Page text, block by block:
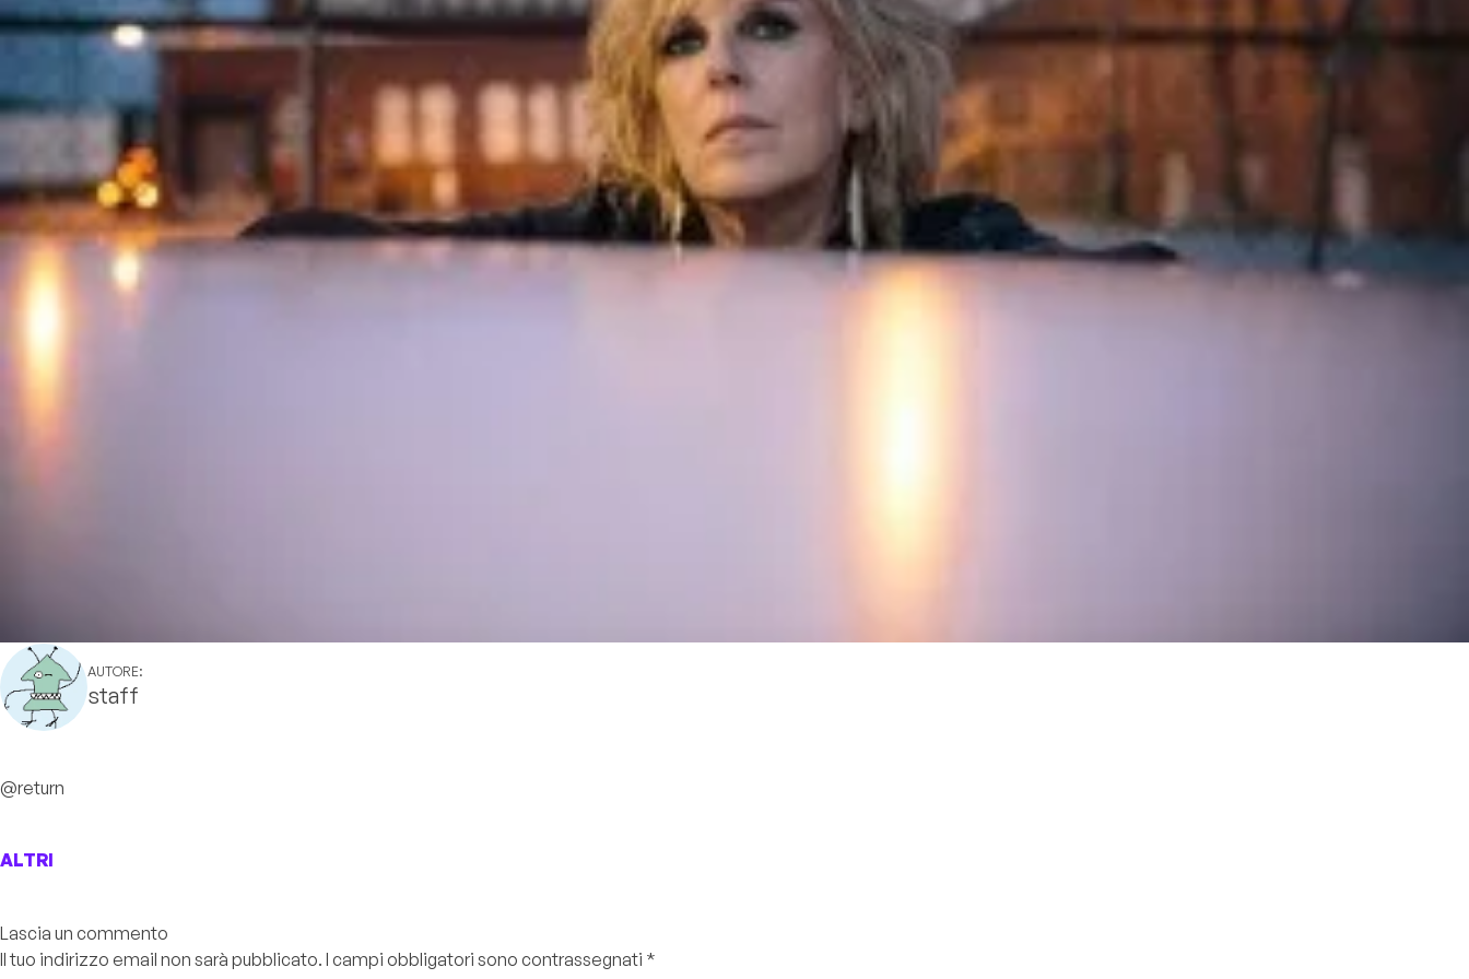
AUTORE:
staff
@return
ALTRI
Lascia un commento
Il tuo indirizzo email non sarà pubblicato. I campi obbligatori sono contrassegnati *